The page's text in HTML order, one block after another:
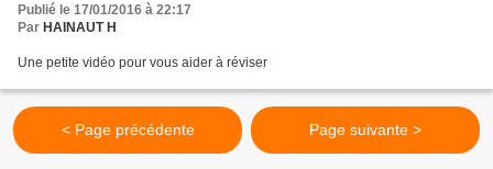
Publié le 17/01/2016 à 22:17
Par HAINAUT H
Une petite vidéo pour vous aider à réviser
< Page précédente Page suivante >